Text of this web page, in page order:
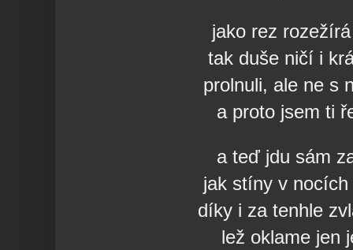
jako rez
tak duše ničí i
prolnuli, ale ne s
a proto jsem ti
a teď jdu sám
jak stíny v nocích
díky i za tenhle
lež oklame jen